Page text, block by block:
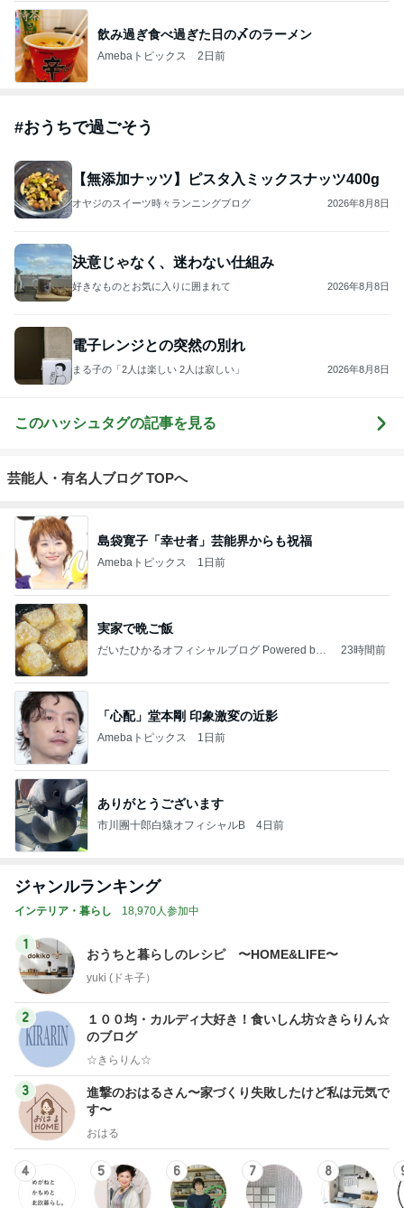
飲み過ぎ食べ過ぎた日の〆のラーメン
Amebaトピックス 2日前
#おうちで過ごそう
【無添加ナッツ】ピスタ入ミックスナッツ400g
オヤジのスイーツ時々ランニングブログ 2026年8月8日
決意じゃなく、迷わない仕組み
好きなものとお気に入りに囲まれて 2026年8月8日
電子レンジとの突然の別れ
まる子の「2人は楽しい 2人は寂しい」 2026年8月8日
このハッシュタグの記事を見る
芸能人・有名人ブログ TOPへ
島袋寛子「幸せ者」芸能界からも祝福
Amebaトピックス 1日前
実家で晩ご飯
だいたひかるオフィシャルブログ Powered by
23時間前
「心配」堂本剛 印象激変の近影
Amebaトピックス 1日前
ありがとうございます
市川團十郎白猿オフィシャルB 4日前
ジャンルランキング
インテリア・暮らし 18,970人参加中
1
おうちと暮らしのレシピ 〜HOME&LIFE〜
yuki (ドキ子）
2
１００均・カルディ大好き！食いしん坊☆きらりん☆
のブログ
☆きらりん☆
3
進撃のおはるさん〜家づくり失敗したけど私は元気で
す〜
おはる
4 5 6 7 8